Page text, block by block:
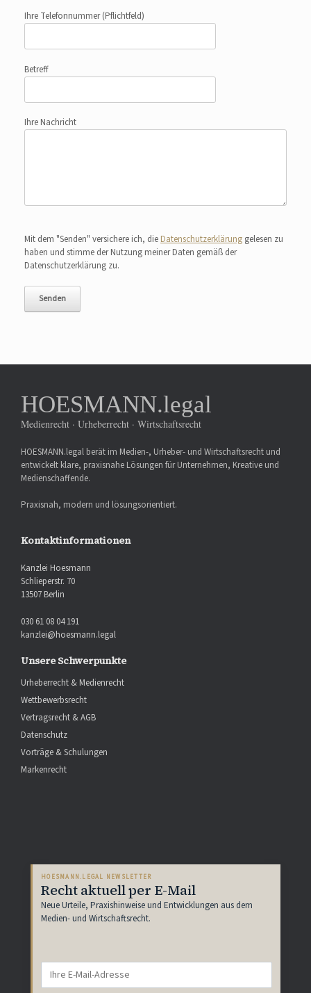
Ihre Telefonnummer(Pflichtfeld)
Betreff
Ihre Nachricht
Mit dem "Senden" versichere ich, die Datenschutzerklärung gelesen zu
haben und stimme der Nutzung meiner Daten gemäß der
Datenschutzerklärung zu.
HOESMANN.legal
Medienrecht · Urheberrecht · Wirtschaftsrecht
HOESMANN.legal berät im Medien-, Urheber- und Wirtschaftsrecht und
entwickelt klare, praxisnahe Lösungen für Unternehmen, Kreative und
Medienschaffende.
Praxisnah, modern und lösungsorientiert.
Kontaktinformationen
Kanzlei Hoesmann
Schlieperstr. 70
13507 Berlin
030 61 08 04 191
kanzlei@hoesmann.legal
Unsere Schwerpunkte
Urheberrecht & Medienrecht
Wettbewerbsrecht
Vertragsrecht & AGB
Datenschutz
Vorträge & Schulungen
Markenrecht
HOESMANN.LEGAL NEWSLETTER
Recht aktuell per E-Mail
Neue Urteile, Praxishinweise und Entwicklungen aus dem
Medien- und Wirtschaftsrecht.